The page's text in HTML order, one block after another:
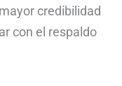
credibilidad
con el respaldo